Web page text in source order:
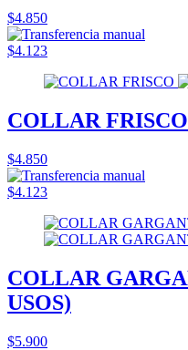
$4.850
$4.123
COLLAR FRISCO
$4.850
$4.123
COLLAR
USOS)
$5.900